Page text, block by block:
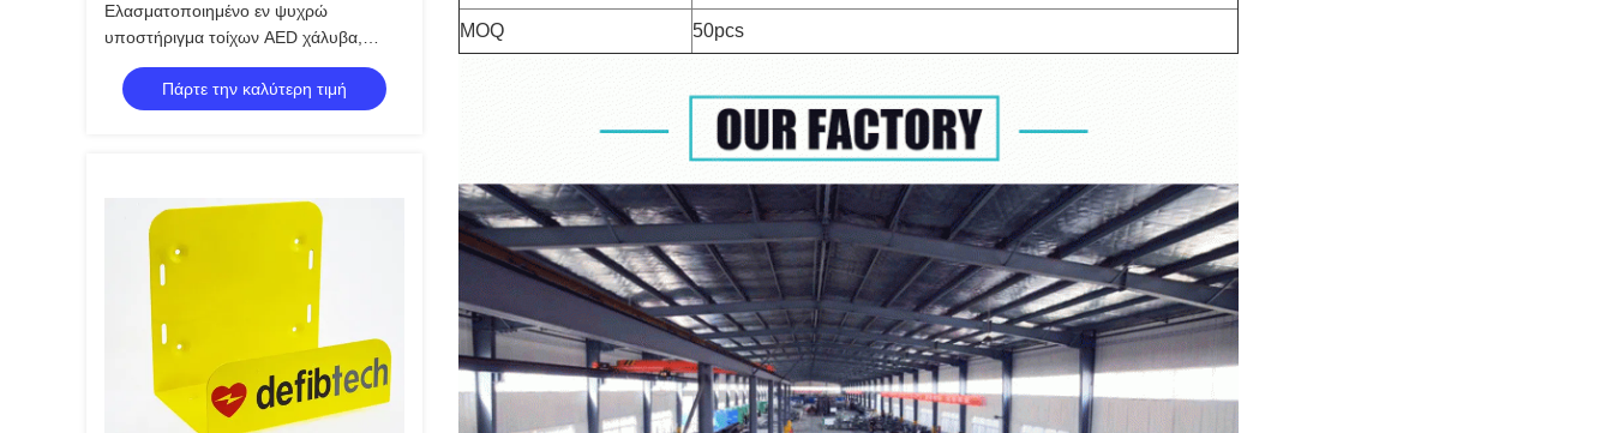
Ελασματοποιημένο εν ψυχρώ
υποστήριγμα τοίχων AED χάλυβα,
Defibrillator υποστήριγμα τοίχων AED
πρώτων βοηθειών ασφάλειας
Πάρτε την καλύτερη τιμή
MOQ 50pcs